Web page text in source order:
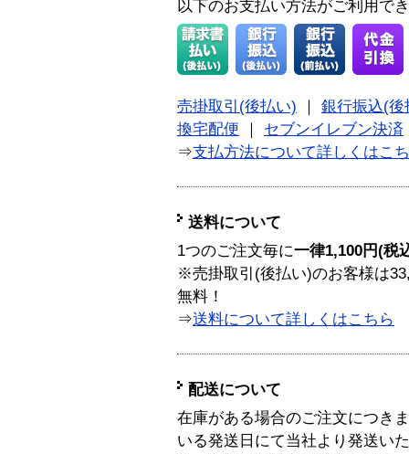
以下のお支払い方法がご利用で
売掛取引(後払い)
銀行振込(後
換宅配便
セブンイレブン決済
⇒支払方法について詳しくはこ
送料について
1つのご注文毎に一律1,100円(税
※売掛取引(後払い)のお客様は
無料！
⇒送料について詳しくはこちら
配送について
在庫がある場合のご注文につき
いる発送日にて当社より発送い